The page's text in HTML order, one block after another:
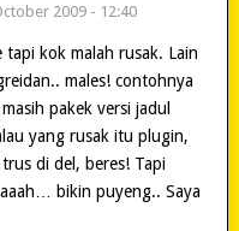
2009 - 12:40
kok malah rusak. Lain
males! contohnya
pakek versi jadul
yang rusak itu plugin,
di del, beres! Tapi
bikin puyeng.. Saya